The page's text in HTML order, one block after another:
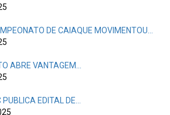
DE CAIAQUE MOVIMENTOU…
ABRE VANTAGEM…
EDITAL DE…